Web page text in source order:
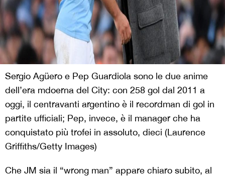
Sergio Agüero e Pep Guardiola sono le due anime
dell’era mdoerna del City: con 258 gol dal 2011 a
oggi, il centravanti argentino è il recordman di gol in
partite ufficiali; Pep, invece, è il manager che ha
conquistato più trofei in assoluto, dieci (Laurence
Griffiths/Getty Images)
Che JM sia il “wrong man” appare chiaro subito, al